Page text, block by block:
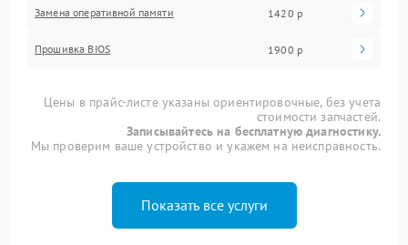
Замена оперативной памяти 1420 р
Прошивка BIOS 1900 р
Цены в прайс-листе указаны ориентировочные, без учета
стоимости запчастей.
Записывайтесь на бесплатную диагностику.
Мы проверим ваше устройство и укажем на неисправность.
Показать все услуги